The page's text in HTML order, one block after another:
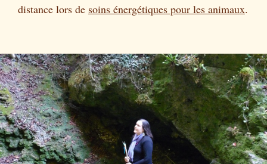
distance lors de soins énergétiques pour les animaux.